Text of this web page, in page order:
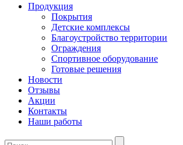
Продукция
Покрытия
Детские комплексы
Благоустройство территории
Ограждения
Спортивное оборудование
Готовые решения
Новости
Отзывы
Акции
Контакты
Наши работы